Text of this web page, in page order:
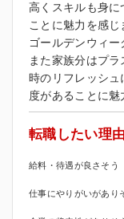
高くスキルも身
ことに魅力を感じ
ゴールデンウィー
また家族分はプ
時のリフレッシ
度があることに魅
転職したい理由
給料・待遇が良さそう
仕事にやりがいがあり